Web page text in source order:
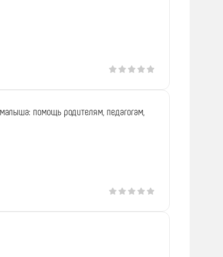
помощь родителям, педагогам,